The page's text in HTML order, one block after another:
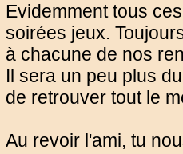
Evidemment tous
soirées jeux.
à chacune de nos
Il sera un peu plus
de retrouver tout le
Au revoir l'ami, tu